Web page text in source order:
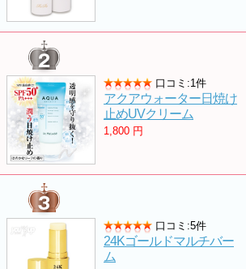
口コミ:1件
アクアウォーター日焼け
止めUVクリーム
1,800 円
口コミ:5件
24Kゴールドマルチバー
ム